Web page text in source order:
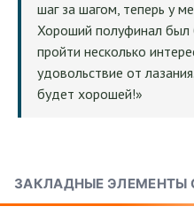
шаг за шагом, теперь у
Хороший полуфинал был
пройти несколько
удовольствие от
будет хорошей!»
ЗАКЛАДНЫЕ ЭЛЕМЕНТЫ